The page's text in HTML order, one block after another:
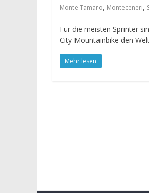
Monte Tamaro, Monteceneri,
Für die meisten Sprinter
City Mountainbike den
Mehr lesen